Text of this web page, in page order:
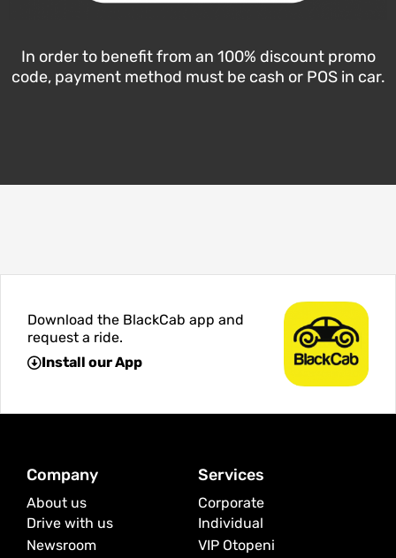
In order to benefit from an 100% discount promo
code, payment method must be cash or POS in car.
Download the BlackCab app and
request a ride.
Install our App
Company
About us
Drive with us
Newsroom
Services
Corporate
Individual
VIP Otopeni